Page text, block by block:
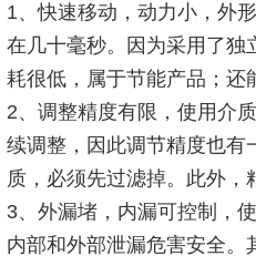
1、快速移动，动力小，外
在几十毫秒。因为采用了独
耗很低，属于节能产品；还
2、调整精度有限，使用介
续调整，因此调节精度也有
质，必须先过滤掉。此外，
3、外漏堵，内漏可控制，
内部和外部泄漏危害安全。